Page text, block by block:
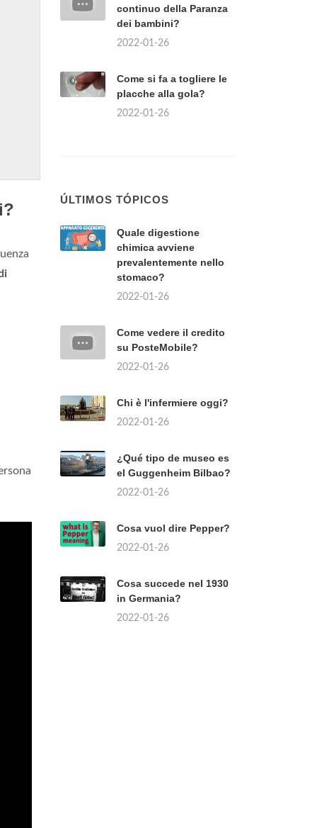
continuo della Paranza
dei bambini?
2022-01-26
Come si fa a togliere le
placche alla gola?
2022-01-26
ÚLTIMOS TÓPICOS
Quale digestione
chimica avviene
prevalentemente nello
stomaco?
2022-01-26
Come vedere il credito
su PosteMobile?
2022-01-26
Chi è l'infermiere oggi?
2022-01-26
¿Qué tipo de museo es
el Guggenheim Bilbao?
2022-01-26
Cosa vuol dire Pepper?
2022-01-26
Cosa succede nel 1930
in Germania?
2022-01-26